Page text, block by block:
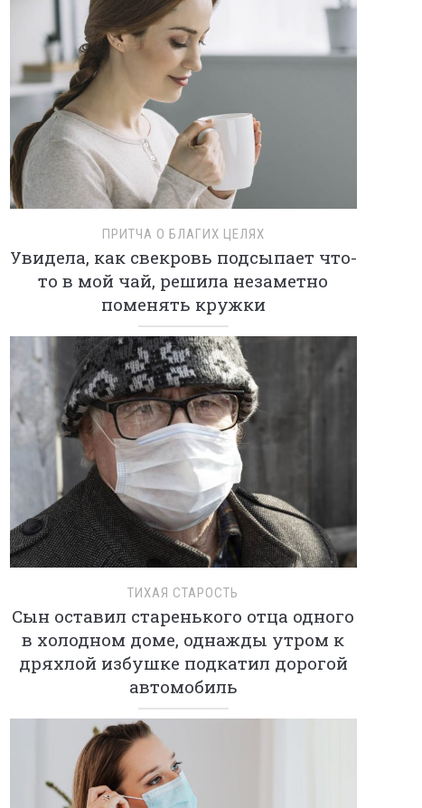
ПРИТЧА О БЛАГИХ ЦЕЛЯХ
Увидела, как свекровь подсыпает что-
то в мой чай, решила незаметно
поменять кружки
ТИХАЯ СТАРОСТЬ
Сын оставил старенького отца одного
в холодном доме, однажды утром к
дряхлой избушке подкатил дорогой
автомобиль